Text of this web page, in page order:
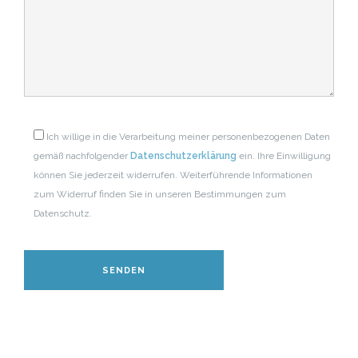
Ich willige in die Verarbeitung meiner personenbezogenen Daten
gemäß nachfolgender Datenschutzerklärung ein. Ihre Einwilligung
können Sie jederzeit widerrufen. Weiterführende Informationen
zum Widerruf finden Sie in unseren Bestimmungen zum
Datenschutz.